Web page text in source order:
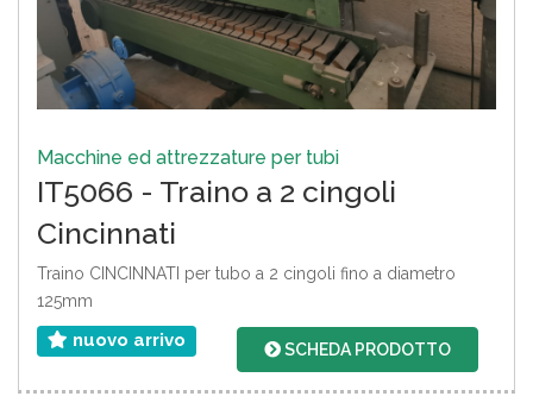
Macchine ed attrezzature per tubi
IT5066 - Traino a 2 cingoli
Cincinnati
Traino CINCINNATI per tubo a 2 cingoli fino a diametro
125mm
nuovo arrivo SCHEDA PRODOTTO